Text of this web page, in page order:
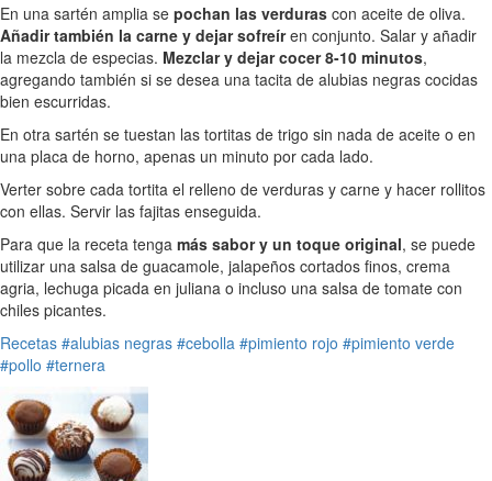
En una sartén amplia se pochan las verduras con aceite de oliva.
Añadir también la carne y dejar sofreíren conjunto. Salar y añadir
la mezcla de especias. Mezclar y dejar cocer 8-10 minutos,
agregando también si se desea una tacita de alubias negras cocidas
bien escurridas.
En otra sartén se tuestan las tortitas de trigo sin nada de aceite o en
una placa de horno, apenas un minuto por cada lado.
Verter sobre cada tortita el relleno de verduras y carne y hacer rollitos
con ellas. Servir las fajitas enseguida.
Para que la receta tenga más sabor y un toque original, se puede
utilizar una salsa de guacamole, jalapeños cortados finos, crema
agria, lechuga picada en juliana o incluso una salsa de tomate con
chiles picantes.
Recetas #alubias negras #cebolla #pimiento rojo #pimiento verde
#pollo #ternera